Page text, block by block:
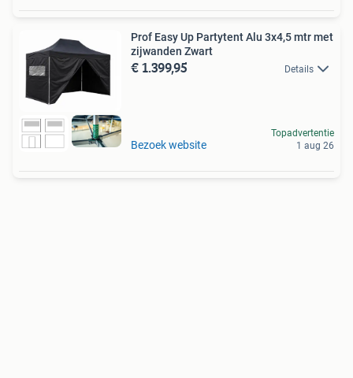
Prof Easy Up Partytent Alu 3x4,5 mtr met
zijwanden Zwart
€ 1.399,95 Details
Bezoek website
Topadvertentie
1 aug 26